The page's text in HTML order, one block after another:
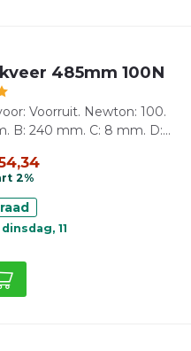
485mm 100N
Voorruit. Newton: 100.
B: 240 mm. C: 8 mm. D:...
2%
dinsdag, 11